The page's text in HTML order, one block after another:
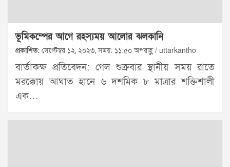
ভূমিকম্পের আগে রহস্যময় আলোর ঝলকানি
প্রকাশিত: সেপ্টেম্বর ১২, ২০২৩, সময়: ১১:৫০ অপরাহ্ণ / uttarkantho
বার্তাকক্ষ প্রতিবেদন: গেল শুক্রবার স্থানীয় সময় রাতে
মরক্কোয় আঘাত হানে ৬ দশমিক ৮ মাত্রার শক্তিশালী
এক…